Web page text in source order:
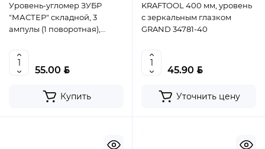
Уровень-угломер ЗУБР
"МАСТЕР" складной, 3
ампулы (1 поворотная),
34740, Китай
55.00 BYN
Купить
KRAFTOOL 400 мм, уровень
с зеркальным глазком
GRAND 34781-40
45.90 BYN
Уточнить цену